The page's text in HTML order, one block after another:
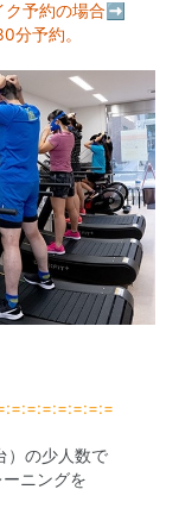
ク予約の場合➡
分予約。
）の少人数で
ニングを